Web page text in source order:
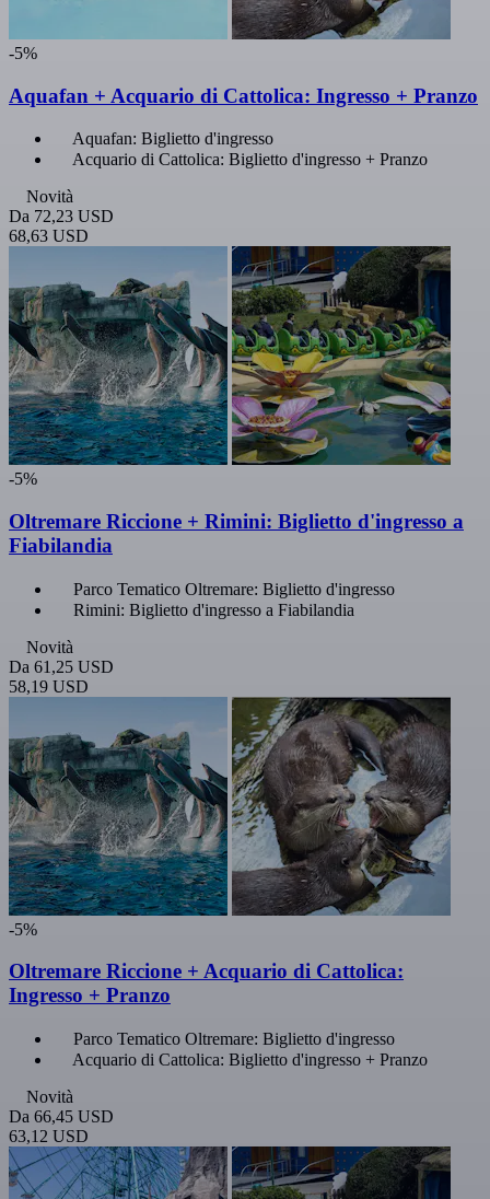
-5%
Aquafan + Acquario di Cattolica: Ingresso + Pranzo
Aquafan: Biglietto d'ingresso
Acquario di Cattolica: Biglietto d'ingresso + Pranzo
Novità
Da 72,23 USD
68,63 USD
-5%
Oltremare Riccione + Rimini: Biglietto d'ingresso a
Fiabilandia
Parco Tematico Oltremare: Biglietto d'ingresso
Rimini: Biglietto d'ingresso a Fiabilandia
Novità
Da 61,25 USD
58,19 USD
-5%
Oltremare Riccione + Acquario di Cattolica:
Ingresso + Pranzo
Parco Tematico Oltremare: Biglietto d'ingresso
Acquario di Cattolica: Biglietto d'ingresso + Pranzo
Novità
Da 66,45 USD
63,12 USD